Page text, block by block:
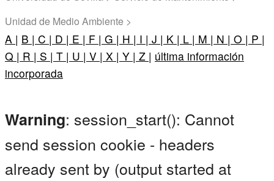
Unidad de Medio Ambiente >
A | B | C | D | E | F | G | H | I | J | K | L | M | N | O | P |
Q | R | S | T | U | V | X | Y | Z | última información
incorporada
Warning: session_start(): Cannot
send session cookie - headers
already sent by (output started at